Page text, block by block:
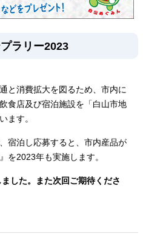
ラリー2023
と消費拡大を図るため、市内に
食店及び宿泊施設を「白山市地
ます。
宿泊し応募すると、市内産品が
を2023年も実施します。
した。また次回ご期待くださ